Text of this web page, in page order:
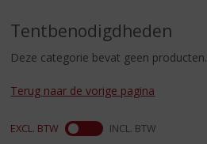
r
i
g
n
a
Tentbenodigdheden
Deze categorie bevat geen producten.
Terug naar de vorige pagina
EXCL. BTW INCL. BTW